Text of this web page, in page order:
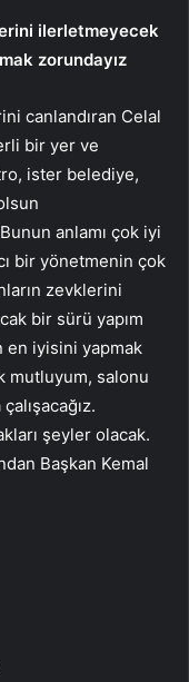
ilerletmeyecek
zorundayız
canlandıran Celal
bir yer ve
ister belediye,
anlamı çok iyi
bir yönetmenin çok
zevklerini
bir sürü yapım
en iyisini yapmak
mutluyum, salonu
şeyler olacak.
Başkan Kemal